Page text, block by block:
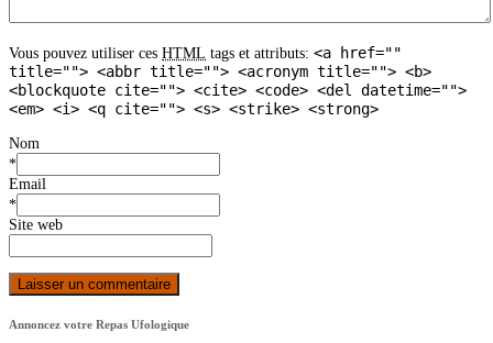
Vous pouvez utiliser ces HTML tags et attributs: <a href=""
title=""> <abbr title=""> <acronym title=""> <b>
<blockquote cite=""> <cite> <code> <del datetime="">
<em> <i> <q cite=""> <s> <strike> <strong>
Nom
*
Email
*
Site web
Annoncez votre Repas Ufologique